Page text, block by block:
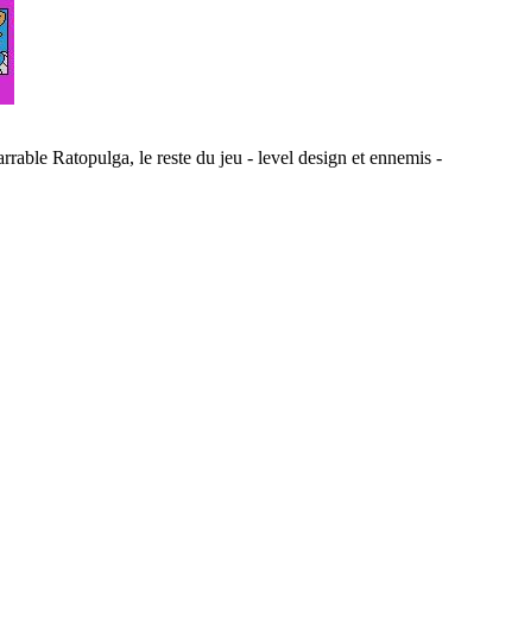
Ratopulga, le reste du jeu - level design et ennemis -